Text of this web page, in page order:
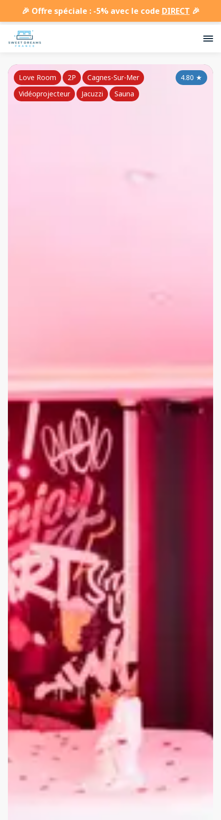
🎉 Offre spéciale : -5% avec le code DIRECT 🎉
4.80 ★
Love Room 2P
Cagnes-Sur-Mer
Vidéoprojecteur
Jacuzzi Sauna